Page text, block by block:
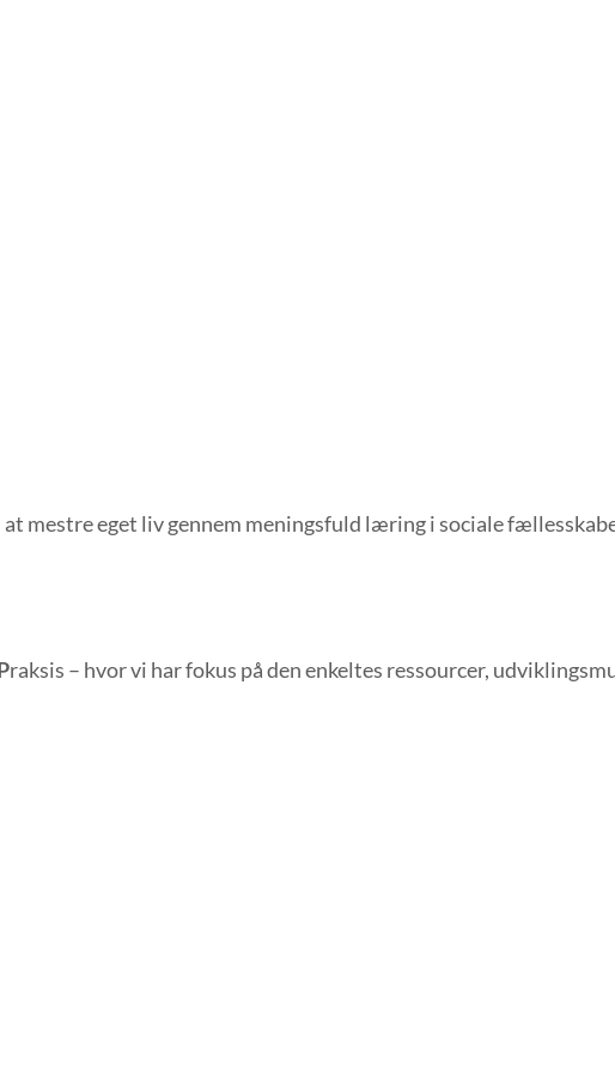
mestre eget liv gennem meningsfuld læring i sociale
Praksis – hvor vi har fokus på den enkeltes ressourcer,